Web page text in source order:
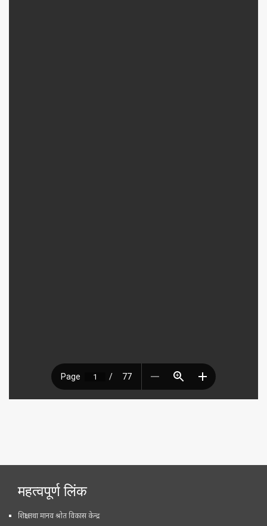
महत्वपूर्ण लिंक
शिक्षा तथा मानव श्रोत विकास केन्द्र